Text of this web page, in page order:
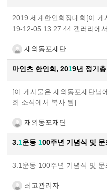
2019 세계한인회장대회[이
19-12-05 13:27:44 갤러리에
재외동포재단
마인츠 한인회, 2019년 정기총
[이 게시물은 재외동포재단님
회 소식에서 복사 됨]
재외동포재단
3.1운동 100주년 기념식 및 문
3.1운동 100주년 기념식 및 문
최고관리자